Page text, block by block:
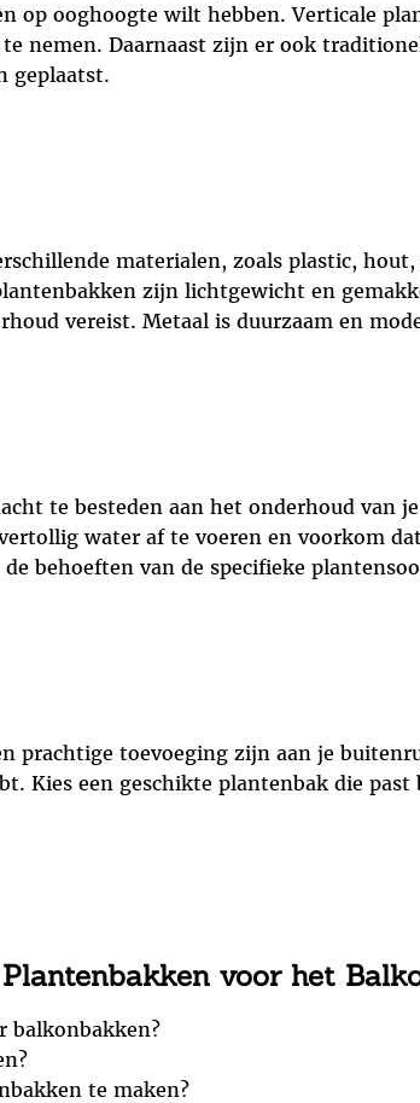
op ooghoogte wilt hebben. Verticale
nemen. Daarnaast zijn er ook
geplaatst.
materialen, zoals plastic,
zijn lichtgewicht en
vereist. Metaal is duurzaam en
te besteden aan het onderhoud van
water af te voeren en voorkom
behoeften van de specifieke
prachtige toevoeging zijn aan je
Kies een geschikte plantenbak die
voor het
balkonbakken?
te maken?